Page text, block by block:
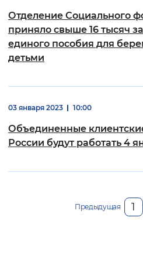
Отделение Социального
приняло свыше 16 тысяч
единого пособия для
детьми
03 января 2023 10:00
Объединенные
России будут работать 4
Предыдущая 1